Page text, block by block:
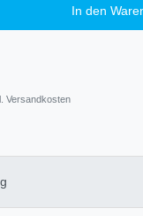
In den
Versandkosten